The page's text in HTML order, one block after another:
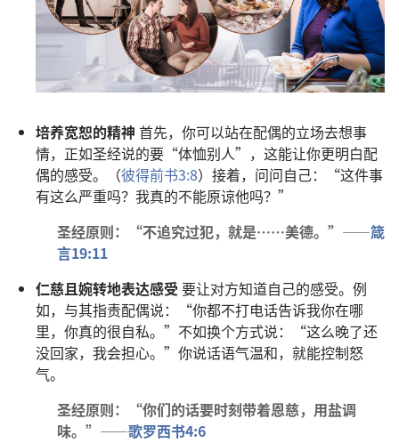
培养宽恕的精神 首先，你可以站在配偶的立场去想事
情，正如圣经说的要“体恤别人”，这能让你更明白配
偶的感受。（彼得前书3:8）接着，问问自己：“这件事
有这么严重吗？我真的不能原谅他吗？”
圣经原则：“不追究过犯，就是……美德。”——箴
言19:11
仁慈且婉转地表达感受 要让对方知道自己的感受。例
如，与其指责配偶说：“你都不打电话告诉我你在哪
里，你真的很自私。”不如换个方式说：“这么晚了还
没回家，我会担心。”你说话语气温和，就能控制怒
气。
圣经原则：“你们的话要时刻带着恩慈，用盐调
味。”——歌罗西书4:6